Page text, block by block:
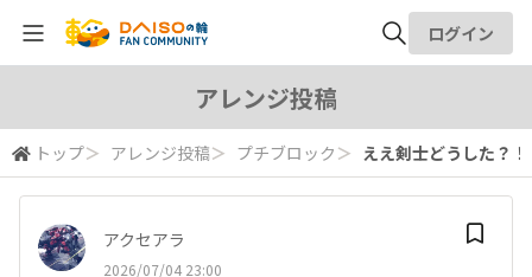
検索
ログイン
アレンジ投稿
トップ＞ アレンジ投稿＞ プチブロック ＞ ええ剣士どうした？！
アクセアラ
2026/07/04 23:00